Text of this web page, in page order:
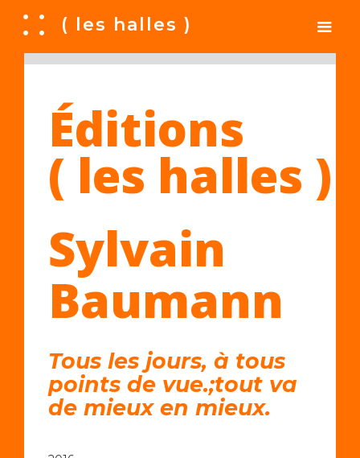
A ( les halles )
Éditions
( les halles )
Sylvain
Baumann
Tous les jours, à tous
points de vue.;tout va
de mieux en mieux.